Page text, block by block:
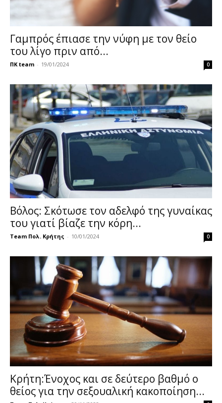
Γαμπρός έπιασε την νύφη με τον θείο
του λίγο πριν από...
ΠΚ team - 19/01/2024 0
Βόλος: Σκότωσε τον αδελφό της γυναίκας
του γιατί βίαζε την κόρη...
Team Πολ. Κρήτης - 10/01/2024 0
Κρήτη:Ένοχος και σε δεύτερο βαθμό ο
θείος για την σεξουαλική κακοποίηση...